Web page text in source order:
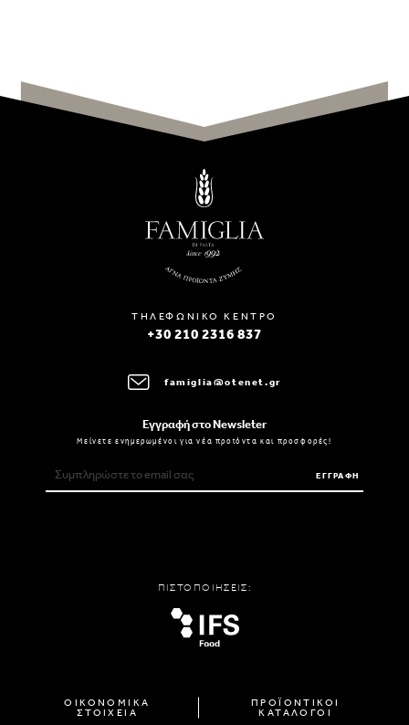
ΤΗΛΕΦΩΝΙΚΟ ΚΕΝΤΡΟ
+30 210 2316 837
famiglia@otenet.gr
Εγγραφή στο Newsleter
Μείνετε ενημερωμένοι για νέα προϊόντα και προσφορές!
ΕΓΓΡΑΦΗ
ΠΙΣΤΟΠΟΙΗΣΕΙΣ:
ΟΙΚΟΝΟΜΙΚΑ
ΣΤΟΙΧΕΙΑ
ΠΡΟΪΟΝΤΙΚΟΙ
ΚΑΤΑΛΟΓΟΙ